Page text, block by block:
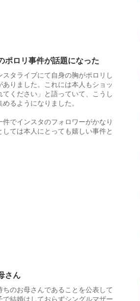
ポロリ事件が話題になった
スタライブにて自身の胸がポロリし
ありました。これには本人もショッ
てください」と語っていて、こうし
るようになりました。
でインスタのフォロワーがかなり
ては本人にとっても嬉しい事件と
さん
ちのお母さんであることを公表して
で結婚はしておらずシングルマザー